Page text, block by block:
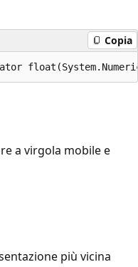
Copia
a virgola mobile e
più vicina